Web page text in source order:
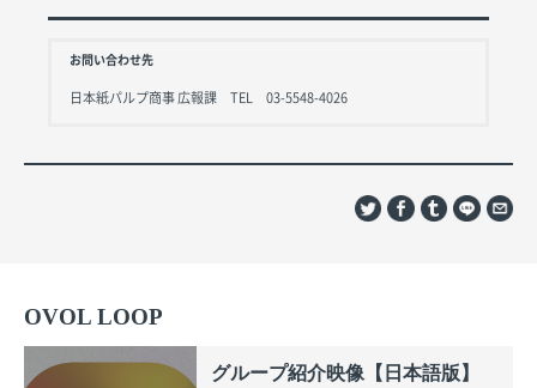
お問い合わせ先
日本紙パルプ商事 広報課 TEL 03-5548-4026
OVOL LOOP
グループ紹介映像【日本語版】